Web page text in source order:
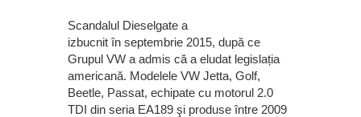
Scandalul Dieselgate a
izbucnit în septembrie 2015, după ce
Grupul VW a admis că a eludat legislația
americană. Modelele VW Jetta, Golf,
Beetle, Passat, echipate cu motorul 2.0
TDI din seria EA189 şi produse între 2009